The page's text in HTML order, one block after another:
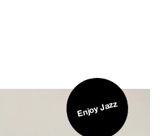
Enjoy Jazz